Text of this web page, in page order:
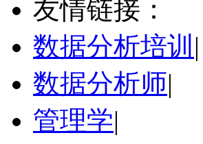
学校：中南民族大学
立即咨询
友情链接：
数据分析培训 |
数据分析师|
管理学|